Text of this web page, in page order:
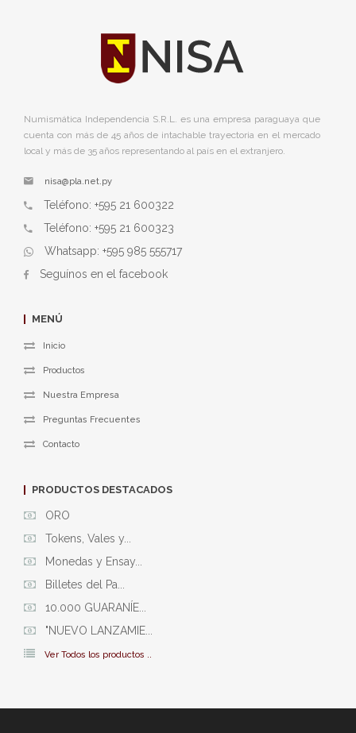
Numismática Independencia S.R.L. es una empresa paraguaya que
cuenta con más de 45 años de intachable trayectoria en el mercado
local y más de 35 años representando al país en el extranjero.
nisa@pla.net.py
Teléfono: +595 21 600322
Teléfono: +595 21 600323
Whatsapp: +595 985 555717
Seguínos en el facebook
MENÚ
Inicio
Productos
Nuestra Empresa
Preguntas Frecuentes
Contacto
PRODUCTOS DESTACADOS
ORO
Tokens, Vales y...
Monedas y Ensay...
Billetes del Pa...
10.000 GUARANÍE...
"NUEVO LANZAMIE...
Ver Todos los productos ..